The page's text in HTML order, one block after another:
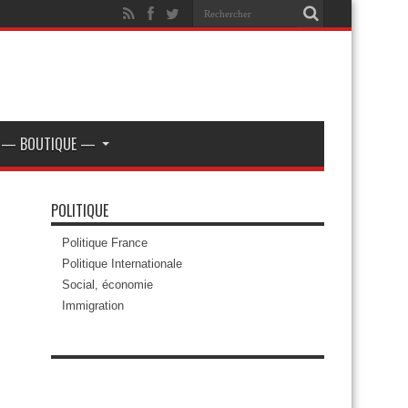
— BOUTIQUE —
POLITIQUE
Politique France
Politique Internationale
Social, économie
Immigration